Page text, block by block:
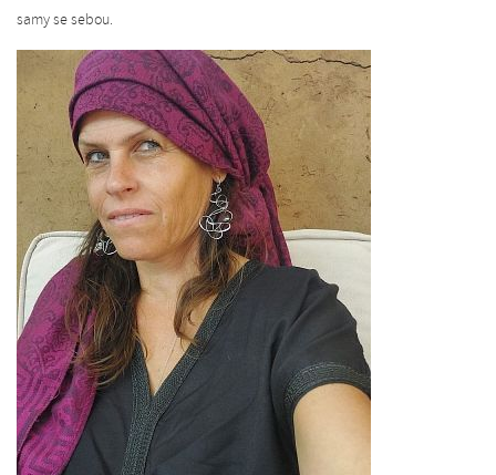
samy se sebou.